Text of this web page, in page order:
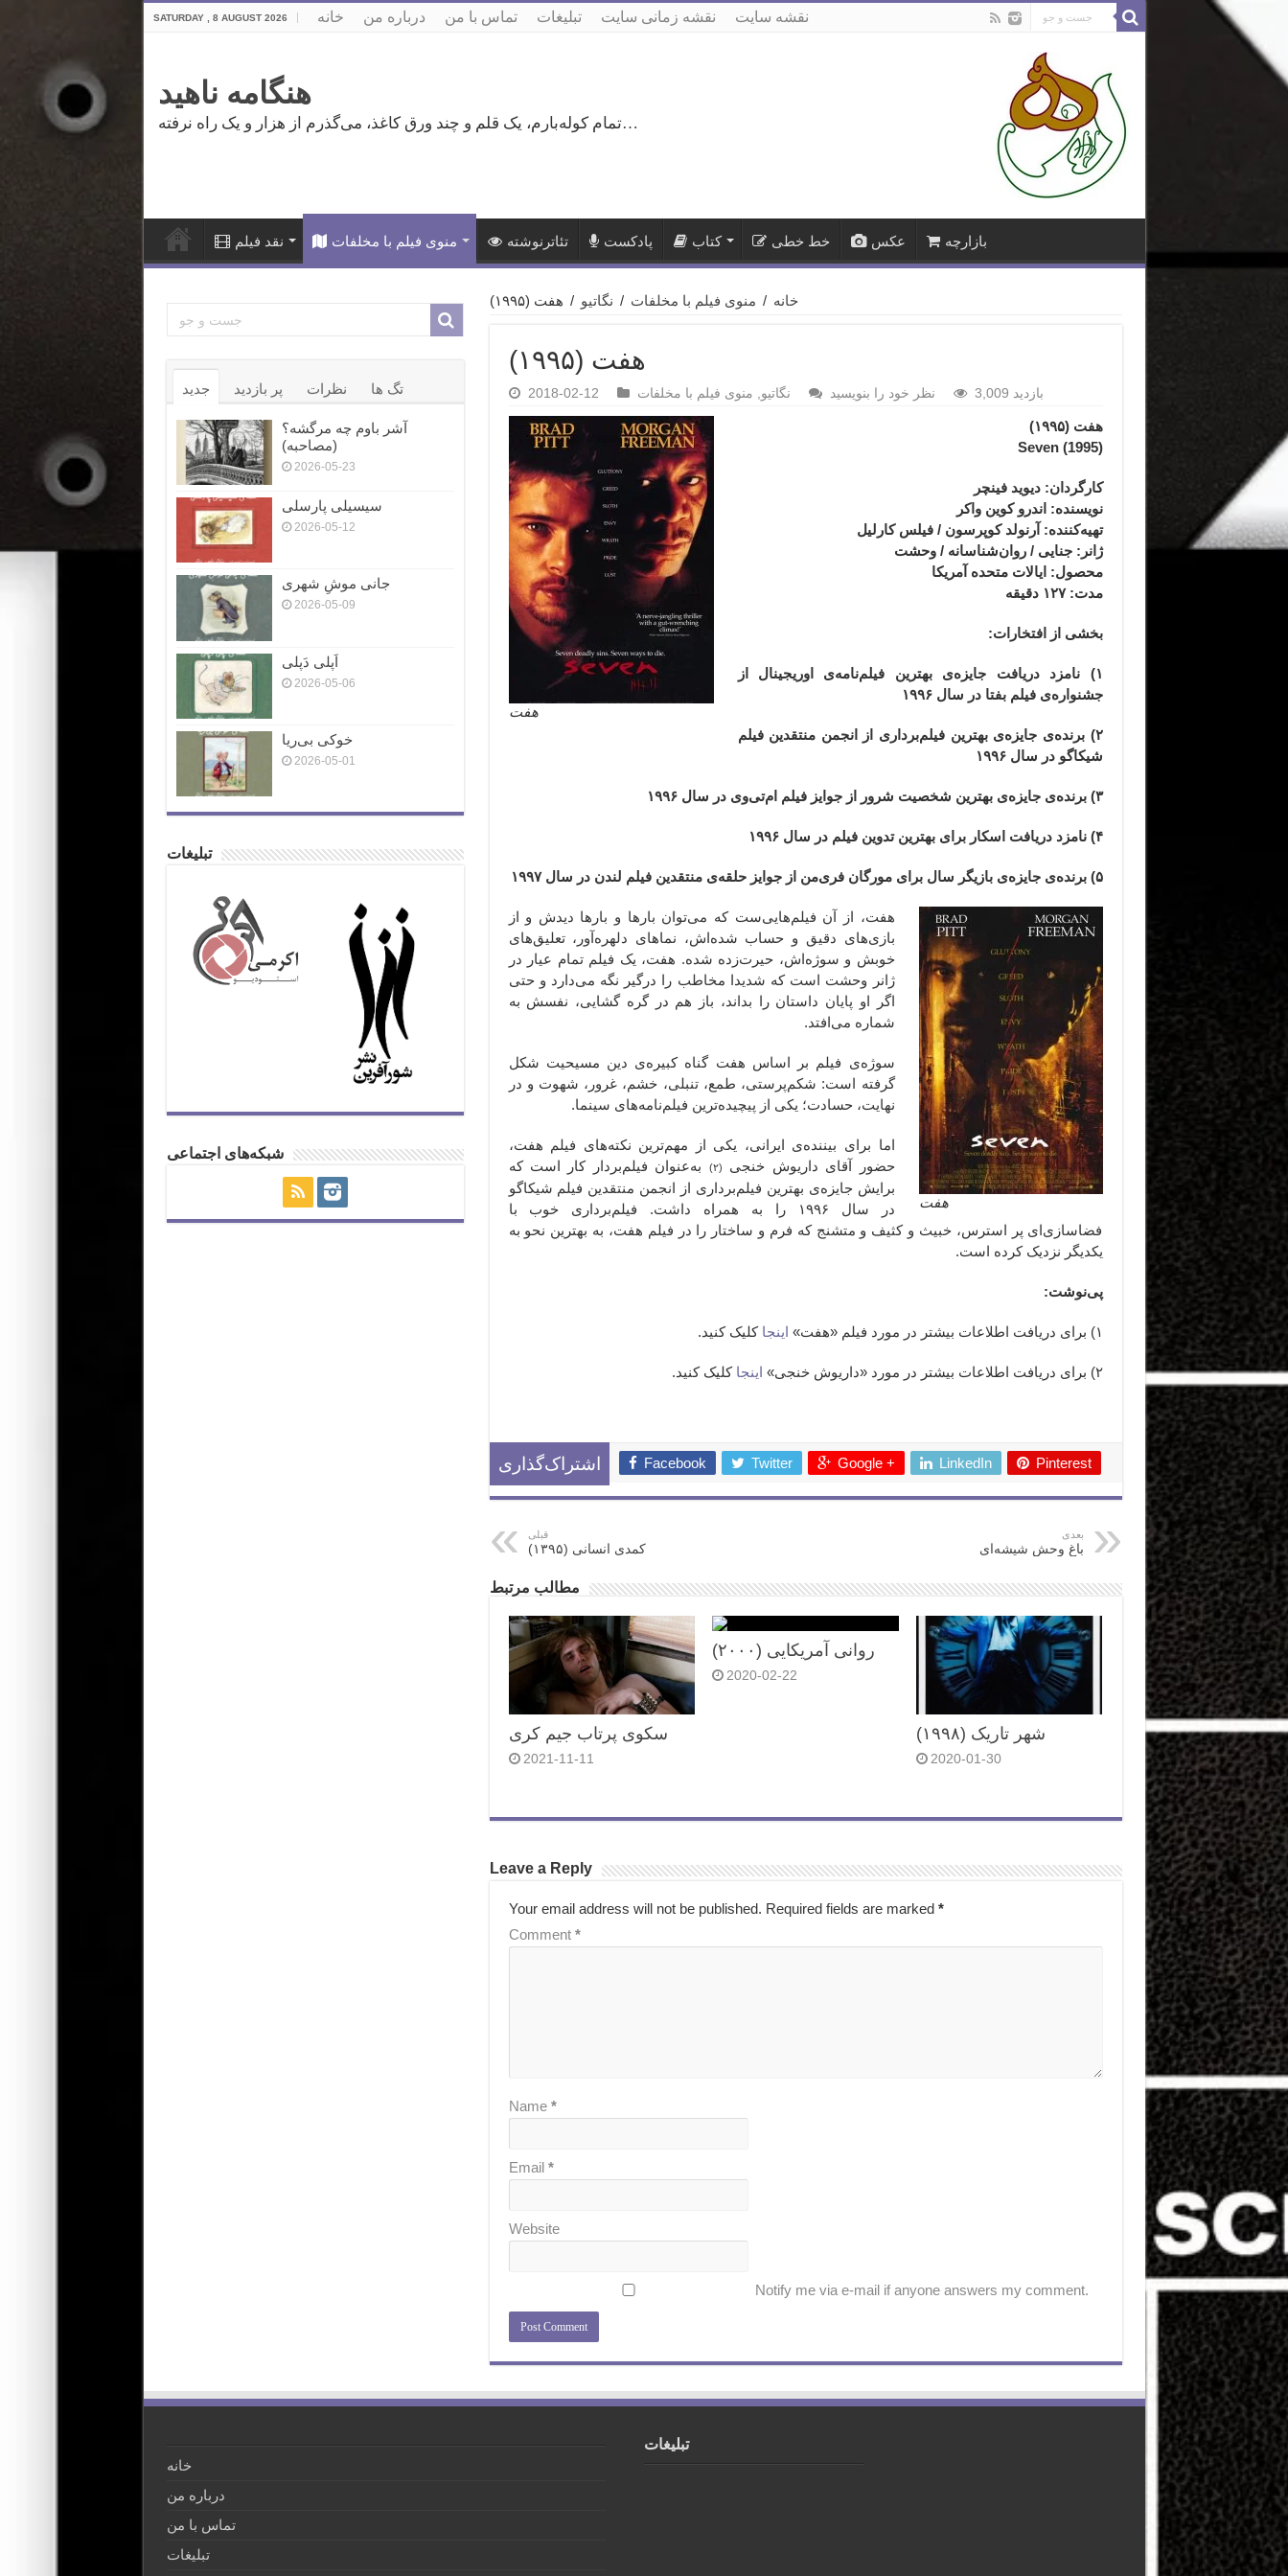
SATURDAY , 8 AUGUST 2026 خانه درباره من تماس با من تبلیغات نقشه زمانی سایت نقشه سایت
هنگامه ناهید
تمام کوله‌بارم، یک قلم و چند ورق کاغذ، می‌گذرم از هزار و یک راه نرفته…
نقد فیلم منوی فیلم با مخلفات تئاترنوشته پادکست کتاب خط خطی عکس بازارچه
خانه / منوی فیلم با مخلفات / نگاتیو / هفت (۱۹۹۵)
هفت (۱۹۹۵)
2018-02-12 نگاتیو منوی فیلم با مخلفات نظر خود را بنویسید 3,009 بازدید
هفت
هفت (۱۹۹۵)
(1995)
Seven
کارگردان: دیوید فینچر
نویسنده: اندرو کوین واکر
تهیه‌کننده: آرنولد کوپرسون / فیلس کارلیل
ژانر : جنایی / روان‌شناسانه / وحشت
محصول: ایالات متحده آمریکا
مدت: ۱۲۷ دقیقه
بخشی از افتخارات:
۱)
نامزد دریافت جایزه‌ی بهترین فیلم‌نامه‌ی اوریجینال از
جشنواره‌ی فیلم بفتا در سال ۱۹۹۶
۲) برنده‌ی جایزه‌ی بهترین فیلم‌برداری از انجمن منتقدین فیلم
شیکاگو در سال ۱۹۹۶
۳) برنده‌ی جایزه‌ی بهترین شخصیت شرور از جوایز فیلم ام‌تی‌وی در سال ۱۹۹۶
۴) نامزد دریافت اسکار برای بهترین تدوین فیلم در سال ۱۹۹۶
۵) برنده‌ی جایزه‌ی بازیگر سال برای مورگان فری‌من از جوایز حلقه‌ی منتقدین فیلم لندن در سال ۱۹۹۷
هفت
هفت، از آن فیلم‌هایی‌ست که می‌توان بارها و بارها دیدش و از
بازی‌های دقیق و حساب شده‌اش، نماهای دلهره‌آور، تعلیق‌های
خوبش و سوژه‌‌اش، حیرت‌زده شده. هفت، یک فیلم تمام عیار در
ژانر وحشت است که شدیدا مخاطب را درگیر نگه می‌دارد و حتی
اگر او پایان داستان را بداند، باز هم در گره گشایی، نفسش به
شماره می‌افتد.
سوژه‌ی فیلم بر اساس هفت گناه کبیره‌ی دین مسیحیت شکل
گرفته است: شکم‌پرستی، طمع، تنبلی، خشم، غرور، شهوت و در
نهایت، حسادت؛ یکی از پیچیده‌ترین فیلم‌نامه‌های سینما.
اما برای بیننده‌ی ایرانی، یکی از مهم‌ترین نکته‌های فیلم هفت،
حضور آقای داریوش خنجی
(۲)
به‌عنوان فیلم‌بردار کار است که
برایش جایزه‌ی بهترین فیلم‌برداری از انجمن منتقدین فیلم شیکاگو
در سال ۱۹۹۶ را به همراه داشت. فیلم‌برداری خوب با
فضاسازی‌ای پر استرس، خبیث و کثیف و متشنج که فرم و ساختار را در فیلم هفت، به بهترین نحو به
یکدیگر نزدیک کرده است.
پی‌نوشت:
۱) برای دریافت اطلاعات بیشتر در مورد فیلم «هفت» اینجا کلیک کنید.
۲) برای دریافت اطلاعات بیشتر در مورد «داریوش خنجی» اینجا کلیک کنید.
اشتراک‌گذاری Facebook Twitter Google + LinkedIn Pinterest
قبلی
کمدی انسانی (۱۳۹۵)
بعدی
باغ وحش شیشه‌ای
مطالب مرتبط
سکوی پرتاب جیم کری
2021-11-11
روانی آمریکایی (۲۰۰۰)
2020-02-22
شهر تاریک (۱۹۹۸)
2020-01-30
Leave a Reply
Your email address will not be published. Required fields are marked *
Comment *
Name *
Email *
Website
Notify me via e-mail if anyone answers my comment.
جدید پر بازدید نظرات تگ ها
آشر باوم چه مرگشه؟
(مصاحبه)
2026-05-23
سیسیلی پارسلی
2026-05-12
جانی موشِ شهری
2026-05-09
اَپلی دَپلی
2026-05-06
خوکی بی‌ریا
2026-05-01
تبلیغات
شبکه‌های اجتماعی
خانه
درباره من
تماس با من
تبلیغات
تبلیغات